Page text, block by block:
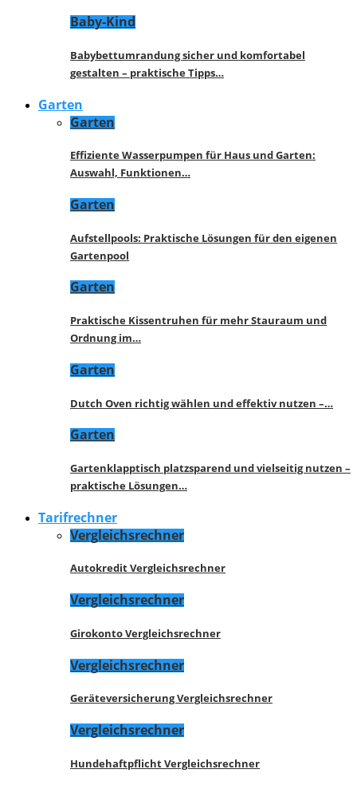
Baby-Kind
Babybettumrandung sicher und komfortabel
gestalten – praktische Tipps…
Garten
Garten
Effiziente Wasserpumpen für Haus und Garten:
Auswahl, Funktionen…
Garten
Aufstellpools: Praktische Lösungen für den eigenen
Gartenpool
Garten
Praktische Kissentruhen für mehr Stauraum und
Ordnung im…
Garten
Dutch Oven richtig wählen und effektiv nutzen –…
Garten
Gartenklapptisch platzsparend und vielseitig nutzen –
praktische Lösungen…
Tarifrechner
Vergleichsrechner
Autokredit Vergleichsrechner
Vergleichsrechner
Girokonto Vergleichsrechner
Vergleichsrechner
Geräteversicherung Vergleichsrechner
Vergleichsrechner
Hundehaftpflicht Vergleichsrechner